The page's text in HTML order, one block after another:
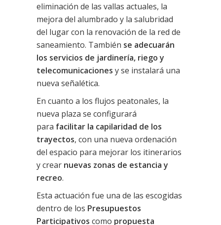
eliminación de las vallas actuales, la
mejora del alumbrado y la salubridad
del lugar con la renovación de la red de
saneamiento. También se adecuarán
los servicios de jardinería, riego y
telecomunicaciones y se instalará una
nueva señalética.
En cuanto a los flujos peatonales, la
nueva plaza se configurará
para facilitar la capilaridad de los
trayectos, con una nueva ordenación
del espacio para mejorar los itinerarios
y crear nuevas zonas de estancia y
recreo.
Esta actuación fue una de las escogidas
dentro de los Presupuestos
Participativos como propuesta